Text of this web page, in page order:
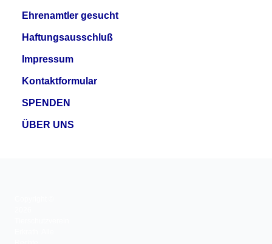
Ehrenamtler gesucht
Haftungsausschluß
Impressum
Kontaktformular
SPENDEN
ÜBER UNS